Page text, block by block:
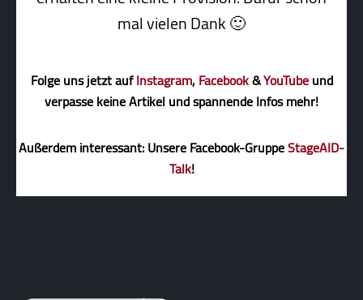
mal vielen Dank 🙂
Folge uns jetzt aufInstagram,Facebook&YouTubeund
verpasse keine Artikel und spannende Infos mehr!
Außerdem interessant: Unsere Facebook-GruppeStageAID-
Talk!